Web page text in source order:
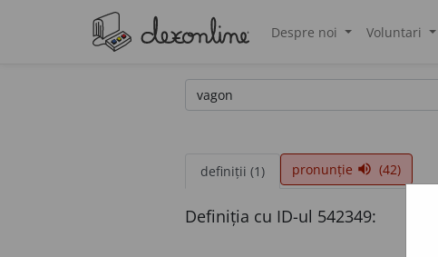
Despre noi Voluntari
definiții (1) pronunție volume_up (42)
Definiția cu ID-ul 542349: